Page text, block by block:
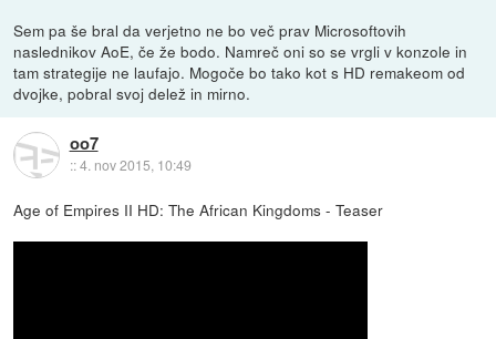
Sem pa še bral da verjetno ne bo več prav Microsoftovih
naslednikov AoE, če že bodo. Namreč oni so se vrgli v konzole in
tam strategije ne laufajo. Mogoče bo tako kot s HD remakeom od
dvojke, pobral svoj delež in mirno.
oo7
::4. nov 2015, 10:49
Age of Empires II HD: The African Kingdoms - Teaser